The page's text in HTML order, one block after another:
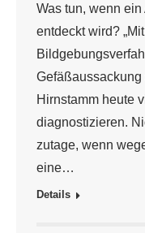
Was tun, wenn ein
entdeckt wird?
Hirnstamm heute
diagnostizieren.
zutage, wenn
eine…
Details